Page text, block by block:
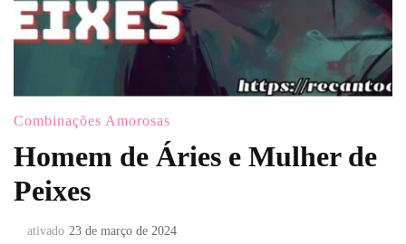
Combinações Amorosas
Homem de Áries e Mulher de
Peixes
ativado 23 de março de 2024